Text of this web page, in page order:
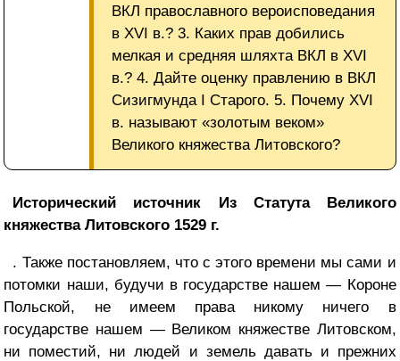
ВКЛ православного вероисповедания
в XVI в.? 3. Каких прав добились
мелкая и средняя шляхта ВКЛ в XVI
в.? 4. Дайте оценку правлению в ВКЛ
Сизигмунда I Старого. 5. Почему XVI
в. называют «золотым веком»
Великого княжества Литовского?
Исторический источник Из Статута Великого
княжества Литовского 1529 г.
. Также постановляем, что с этого времени мы сами и
потомки наши, будучи в государстве нашем — Короне
Польской, не имеем права никому ничего в
государстве нашем — Великом княжестве Литовском,
ни поместий, ни людей и земель давать и прежних